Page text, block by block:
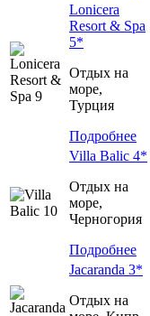
Lonicera
Resort & Spa
5*
Отдых на
море,
Турция
Подробнее
Villa Balic 4*
Отдых на
море,
Черногория
Подробнее
Jacaranda 3*
Отдых на